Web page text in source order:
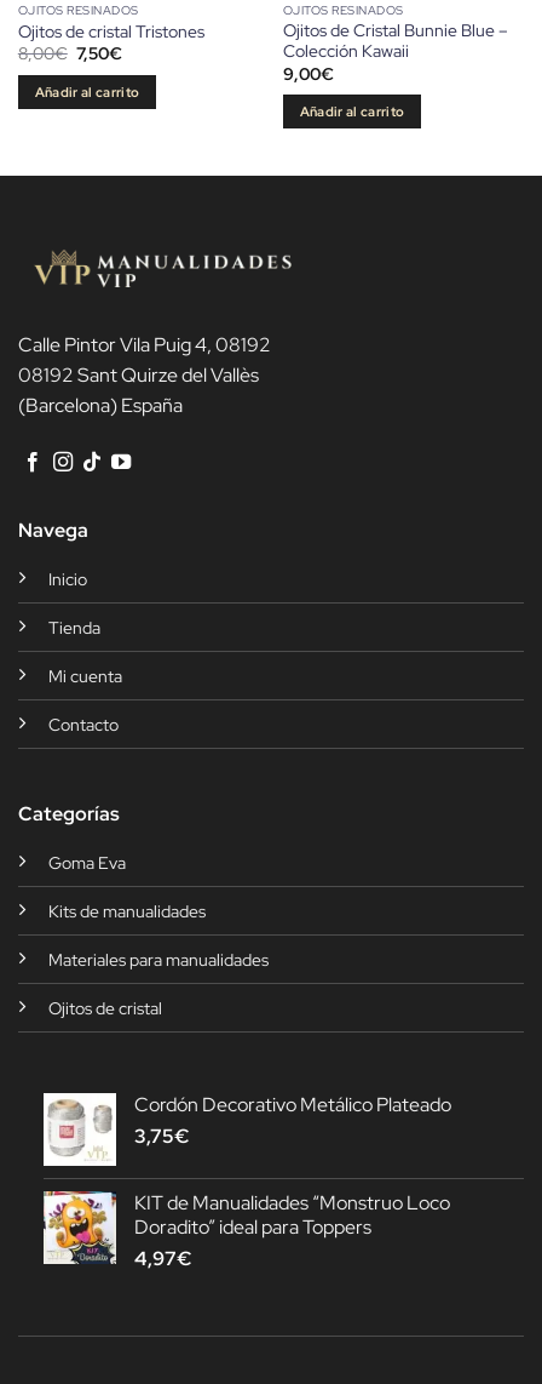
OJITOS RESINADOS
Ojitos de cristal Tristones
8,00€ El
precio
original
era:
8,00€.
7,50€El
actual
es:
7,50€.
Añadir al carrito
OJITOS RESINADOS
Ojitos de Cristal Bunnie Blue –
Colección Kawaii
9,00€
Añadir al carrito
Calle Pintor Vila Puig 4, 08192
08192 Sant Quirze del Vallès
(Barcelona) España
Navega
Inicio
Tienda
Mi cuenta
Contacto
Categorías
Goma Eva
Kits de manualidades
Materiales para manualidades
Ojitos de cristal
Cordón Decorativo Metálico Plateado
3,75€
KIT de Manualidades “Monstruo Loco
Doradito” ideal para Toppers
4,97€